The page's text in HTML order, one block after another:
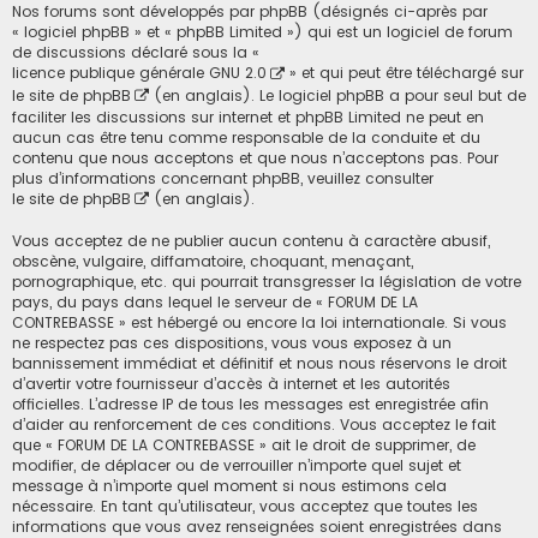
Nos forums sont développés par phpBB (désignés ci-après par
« logiciel phpBB » et « phpBB Limited ») qui est un logiciel de forum
de discussions déclaré sous la «
licence publique générale GNU 2.0
» et qui peut être téléchargé sur
le site de phpBB
(en anglais). Le logiciel phpBB a pour seul but de
faciliter les discussions sur internet et phpBB Limited ne peut en
aucun cas être tenu comme responsable de la conduite et du
contenu que nous acceptons et que nous n’acceptons pas. Pour
plus d’informations concernant phpBB, veuillez consulter
le site de phpBB
(en anglais).
Vous acceptez de ne publier aucun contenu à caractère abusif,
obscène, vulgaire, diffamatoire, choquant, menaçant,
pornographique, etc. qui pourrait transgresser la législation de votre
pays, du pays dans lequel le serveur de « FORUM DE LA
CONTREBASSE » est hébergé ou encore la loi internationale. Si vous
ne respectez pas ces dispositions, vous vous exposez à un
bannissement immédiat et définitif et nous nous réservons le droit
d’avertir votre fournisseur d’accès à internet et les autorités
officielles. L’adresse IP de tous les messages est enregistrée afin
d’aider au renforcement de ces conditions. Vous acceptez le fait
que « FORUM DE LA CONTREBASSE » ait le droit de supprimer, de
modifier, de déplacer ou de verrouiller n’importe quel sujet et
message à n’importe quel moment si nous estimons cela
nécessaire. En tant qu’utilisateur, vous acceptez que toutes les
informations que vous avez renseignées soient enregistrées dans